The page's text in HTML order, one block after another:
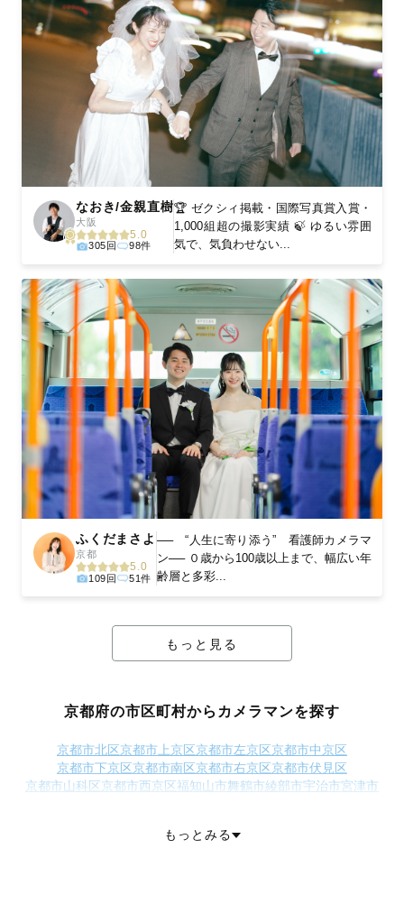
なおき/金親直樹
大阪
5.0
305回 98件
🏆 ゼクシィ掲載・国際写真賞入賞・
1,000組超の撮影実績 🍃 ゆるい雰囲
気で、気負わせない...
ふくだまさよ
京都
5.0
109回 51件
── “人生に寄り添う” 看護師カメラマ
ン── ０歳から100歳以上まで、幅広い年
齢層と多彩...
もっと見る
京都府の市区町村からカメラマンを探す
京都市北区京都市上京区京都市左京区京都市中京区
京都市下京区京都市南区京都市右京区京都市伏見区
京都市山科区京都市西京区福知山市舞鶴市綾部市宇治市宮津市
相楽郡笠置町相楽郡和束町
もっとみる